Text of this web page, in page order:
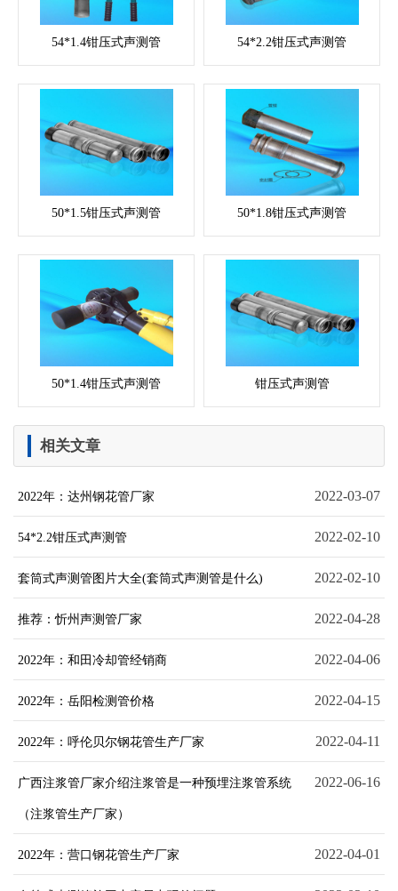
54*1.4钳压式声测管 54*2.2钳压式声测管
50*1.5钳压式声测管 50*1.8钳压式声测管
50*1.4钳压式声测管 钳压式声测管
相关文章
2022-03-07
2022年：达州钢花管厂家
2022-02-10
54*2.2钳压式声测管
2022-02-10
套筒式声测管图片大全(套筒式声测管是什么)
2022-04-28
推荐：忻州声测管厂家
2022-04-06
2022年：和田冷却管经销商
2022-04-15
2022年：岳阳检测管价格
2022-04-11
2022年：呼伦贝尔钢花管生产厂家
2022-06-16
广西注浆管厂家介绍注浆管是一种预埋注浆管系统
（注浆管生产厂家）
2022-04-01
2022年：营口钢花管生产厂家